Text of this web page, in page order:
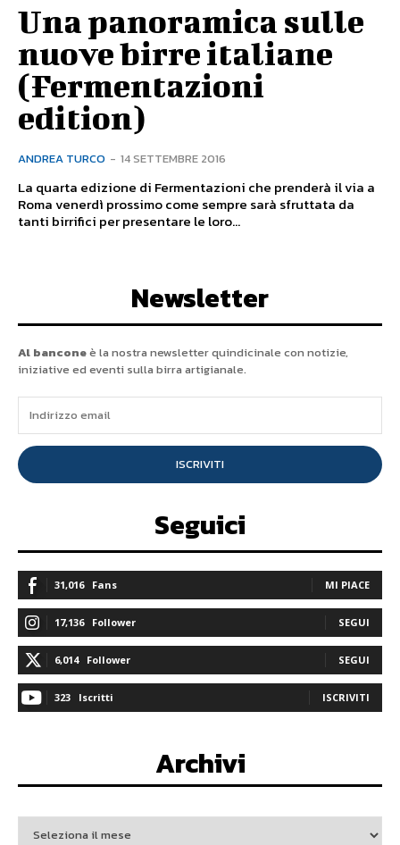
Una panoramica sulle
nuove birre italiane
(Fermentazioni
edition)
ANDREA TURCO - 14 SETTEMBRE 2016
La quarta edizione di Fermentazioni che prenderà il via a
Roma venerdì prossimo come sempre sarà sfruttata da
tanti birrifici per presentare le loro...
Newsletter
Al banconeè la nostra newsletter quindicinale con notizie,
iniziative ed eventi sulla birra artigianale.
ISCRIVITI
Seguici
31,016 Fans MI PIACE
17,136 Follower SEGUI
6,014 Follower SEGUI
323 Iscritti ISCRIVITI
Archivi